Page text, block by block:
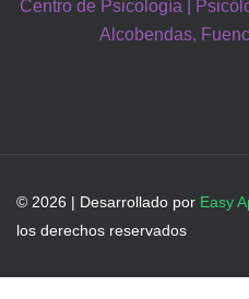
Centro de Psicología |
Alcobendas,
© 2026 | Desarrollado por Easy
los derechos reservados